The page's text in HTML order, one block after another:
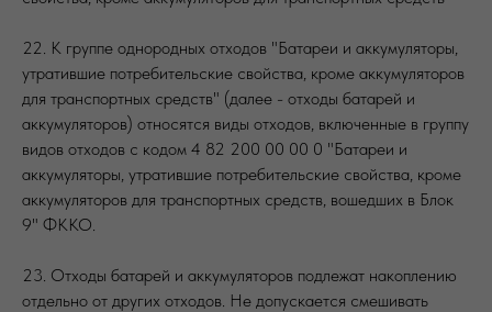
22. К группе однородных отходов "Батареи и аккумуляторы,
утратившие потребительские свойства, кроме аккумуляторов
для транспортных средств" (далее - отходы батарей и
аккумуляторов) относятся виды отходов, включенные в группу
видов отходов с кодом 4 82 200 00 00 0 "Батареи и
аккумуляторы, утратившие потребительские свойства, кроме
аккумуляторов для транспортных средств, вошедших в Блок
9" ФККО.
23. Отходы батарей и аккумуляторов подлежат накоплению
отдельно от других отходов. Не допускается смешивать